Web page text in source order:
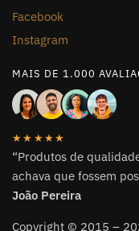
Facebook
Instagram
MAIS DE 1.000
★★★★★
“Produtos de
achava que fossem
João Pereira
Copyright © 2015 –